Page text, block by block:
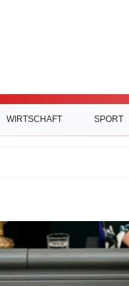
WIRTSCHAFT SPORT